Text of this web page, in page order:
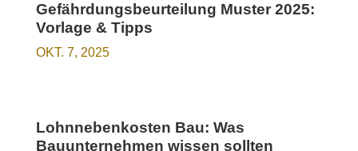
Gefährdungsbeurteilung Muster 2025:
Vorlage & Tipps
OKT. 7, 2025
Lohnnebenkosten Bau: Was
Bauunternehmen wissen sollten